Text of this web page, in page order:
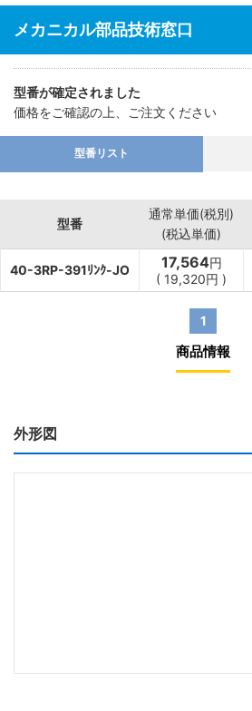
メカニカル部品技術窓口
型番が確定されました
価格をご確認の上、ご注文ください
型番リスト
型番
通常単価(税別)
(税込単価)
40-3RP-391ﾘﾝｸ-JO 17,564円
( 19,320円 )
1
商品情報
外形図